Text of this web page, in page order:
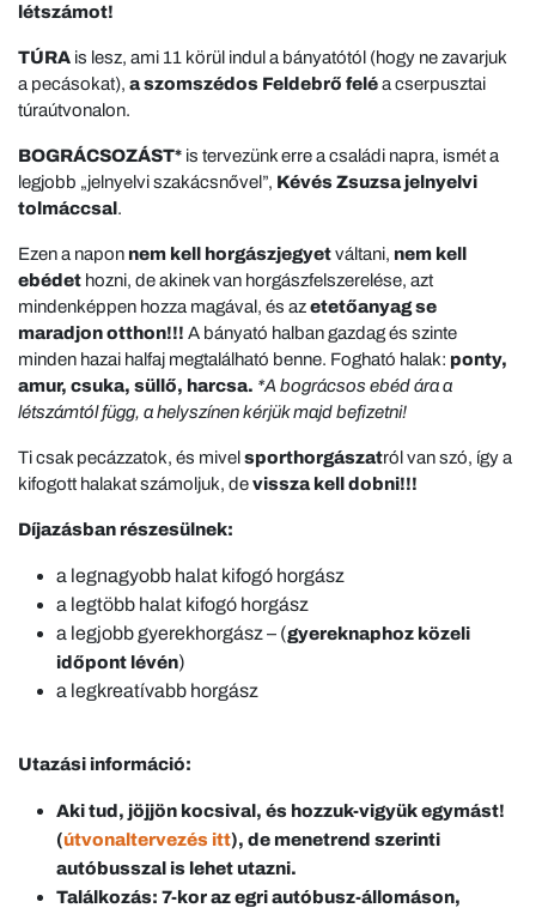
létszámot!
TÚRA is lesz, ami 11 körül indul a bányatótól (hogy ne zavarjuk
a pecásokat), a szomszédos Feldebrő feléa cserpusztai
túraútvonalon.
BOGRÁCSOZÁST* is tervezünk erre a családi napra, ismét a
legjobb „jelnyelvi szakácsnővel”, Kévés Zsuzsa jelnyelvi
tolmáccsal.
Ezen a napon nem kell horgászjegyetváltani, nem kell
ebédet hozni, de akinek van horgászfelszerelése, azt
mindenképpen hozza magával, és azetetőanyag se
maradjon otthon!!! A bányató halban gazdag és szinte
minden hazai halfaj megtalálható benne. Fogható halak: ponty,
amur, csuka, süllő, harcsa. *A bográcsos ebéd ára a
létszámtól függ, a helyszínen kérjük majd befizetni!
Ti csak pecázzatok, és mivel sporthorgászatról van szó, így a
kifogott halakat számoljuk, devissza kell dobni!!!
Díjazásban részesülnek:
a legnagyobb halat kifogó horgász
a legtöbb halat kifogó horgász
a legjobb gyerekhorgász – (gyereknaphoz közeli
időpont lévén)
a legkreatívabb horgász
Utazási információ:
Aki tud, jöjjön kocsival, és hozzuk-vigyük egymást!
(útvonaltervezés itt), de menetrend szerinti
autóbusszal is lehet utazni.
Találkozás: 7-kor az egri autóbusz-állomáson,